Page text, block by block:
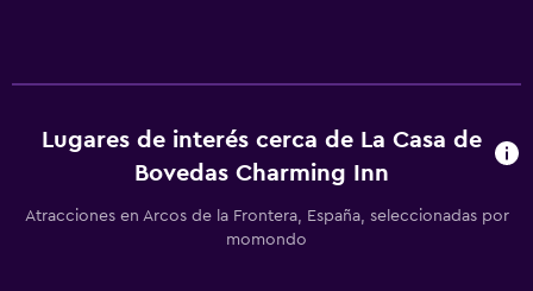
Lugares de interés cerca de La Casa de
Bovedas Charming Inn
Atracciones en Arcos de la Frontera, España, seleccionadas por
momondo